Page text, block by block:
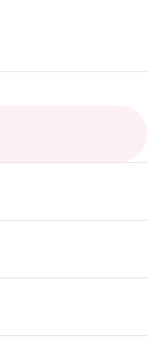
avant fabrication